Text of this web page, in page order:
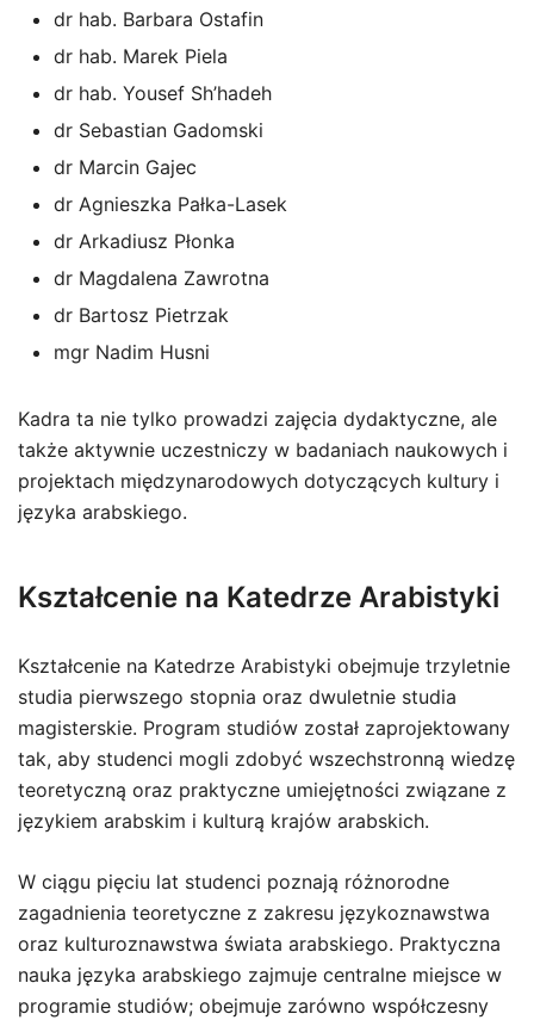
dr hab. Barbara Ostafin
dr hab. Marek Piela
dr hab. Yousef Sh’hadeh
dr Sebastian Gadomski
dr Marcin Gajec
dr Agnieszka Pałka-Lasek
dr Arkadiusz Płonka
dr Magdalena Zawrotna
dr Bartosz Pietrzak
mgr Nadim Husni
Kadra ta nie tylko prowadzi zajęcia dydaktyczne, ale
także aktywnie uczestniczy w badaniach naukowych i
projektach międzynarodowych dotyczących kultury i
języka arabskiego.
Kształcenie na Katedrze Arabistyki
Kształcenie na Katedrze Arabistyki obejmuje trzyletnie
studia pierwszego stopnia oraz dwuletnie studia
magisterskie. Program studiów został zaprojektowany
tak, aby studenci mogli zdobyć wszechstronną wiedzę
teoretyczną oraz praktyczne umiejętności związane z
językiem arabskim i kulturą krajów arabskich.
W ciągu pięciu lat studenci poznają różnorodne
zagadnienia teoretyczne z zakresu językoznawstwa
oraz kulturoznawstwa świata arabskiego. Praktyczna
nauka języka arabskiego zajmuje centralne miejsce w
programie studiów; obejmuje zarówno współczesny